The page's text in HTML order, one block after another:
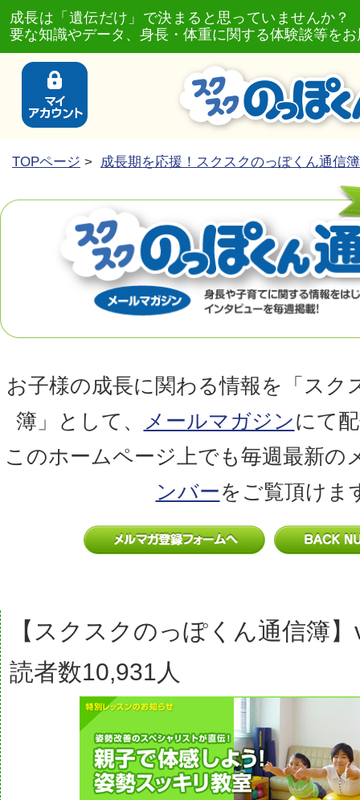
成長は「遺伝だけ」で決まると思っていませんか
要な知識やデータ、身長・体重に関する体験談等を
TOPページ > 成長期を応援！スクスクのっぽくん通信簿
お子様の成長に関わる情報を「スク
簿」として、
メールマガジンにて
このホームページ上でも毎週最新の
ンバーをご覧頂けま
【スクスクのっぽくん通信簿
読者数10,931人